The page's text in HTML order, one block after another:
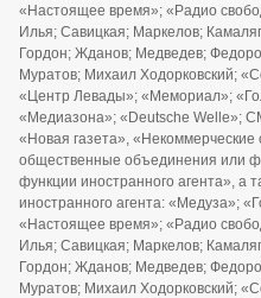
«Настоящее время»; «Радио
Илья; Савицкая; Маркелов;
Гордон; Жданов; Медведев;
Муратов; Михаил Ходорковский;
«Центр Левады»; «Мемориал»;
«Медиазона»; «Deutsche Welle»;
«Новая газета»,
общественные объединения или
функции иностранного агента»,
иностранного агента: «Медуза»;
«Настоящее время»; «Радио
Илья; Савицкая; Маркелов;
Гордон; Жданов; Медведев;
Муратов; Михаил Ходорковский;